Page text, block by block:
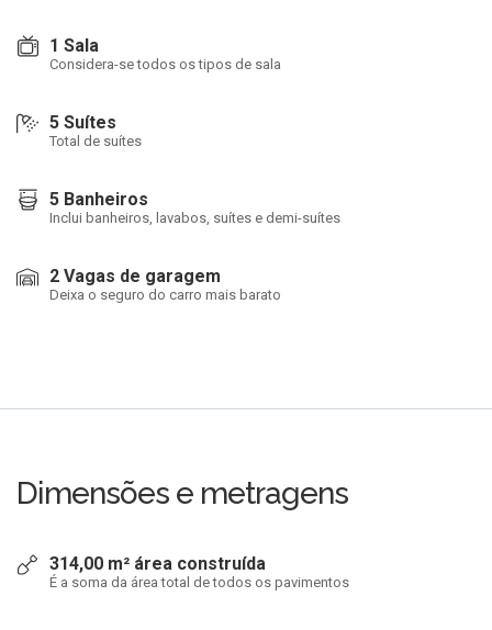
1 Sala
Considera-se todos os tipos de sala
5 Suítes
Total de suítes
5 Banheiros
Inclui banheiros, lavabos, suítes e demi-suítes
2 Vagas de garagem
Deixa o seguro do carro mais barato
Dimensões e metragens
314,00 m² área construída
É a soma da área total de todos os pavimentos